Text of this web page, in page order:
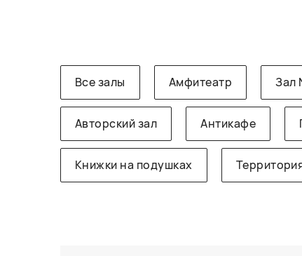
Все залы Амфитеатр Зал
Авторский зал Антикафе
Книжки на подушках